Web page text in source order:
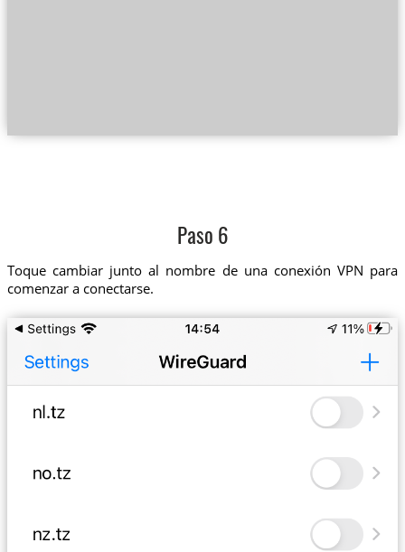
Paso 6
Toque cambiar junto al nombre de una conexión VPN para
comenzar a conectarse.